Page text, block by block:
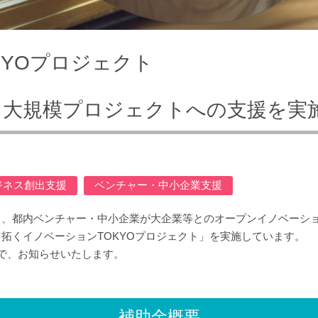
プロジェクト
規模プロジェクトへの支援を実
ネス創出支援 ベンチャー・中小企業支援
都内ベンチャー・中小企業が大企業等とのオープンイノベー
くイノベーションTOKYOプロジェクト」を実施しています。
お知らせいたします。